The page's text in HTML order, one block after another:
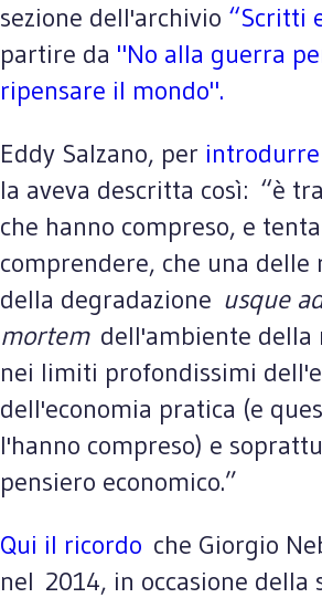
sezione dell'archivio “Scritti
partire da "No alla guerra
ripensare il mondo".
Eddy Salzano, per
la aveva descritta così: “è
che hanno compreso, e
comprendere, che una
della degradazione usque
mortemdell'ambiente della
nei limiti profondissimi
dell'economia pratica (e
l'hanno compreso) e
pensiero economico.”
Qui il ricordo che Giorgio
nel 2014, in occasione della